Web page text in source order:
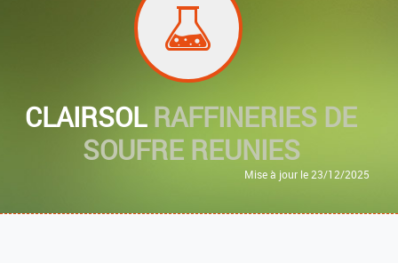
CLAIRSOLRAFFINERIES DE
SOUFRE REUNIES
Mise à jour le 23/12/2025